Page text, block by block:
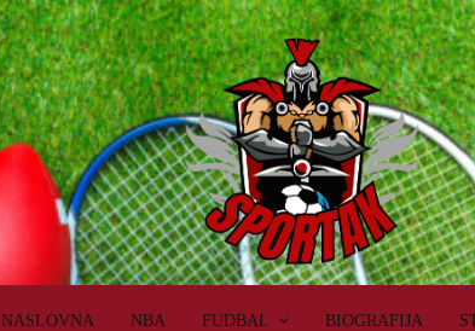
NASLOVNA NBA FUDBAL BIOGRAFIJA